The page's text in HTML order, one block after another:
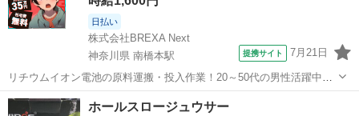
日払い
株式会社BREXA Next
神奈川県 南橋本駅
提携サイト 7月21日
リチウムイオン電池の原料運搬・投入作業！20～50代の男性活躍中★
ワンルーム寮完備！赴任旅費会社負担！年間休日130日★フォークリフ
ト免許お持ちの方、活躍中！就業先食堂利用可★《神奈川県相模原
神奈川 相模原市 その他
ホールスロージュウサー